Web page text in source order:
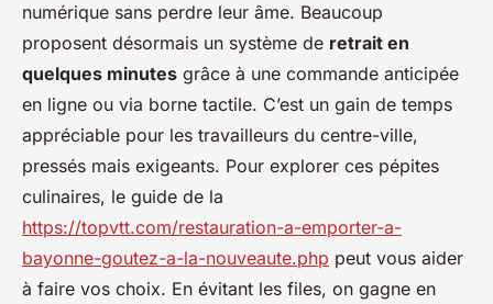
numérique sans perdre leur âme. Beaucoup
proposent désormais un système de retrait en
quelques minutes grâce à une commande anticipée
en ligne ou via borne tactile. C’est un gain de temps
appréciable pour les travailleurs du centre-ville,
pressés mais exigeants. Pour explorer ces pépites
culinaires, le guide de la
https://topvtt.com/restauration-a-emporter-a-
bayonne-goutez-a-la-nouveaute.php peut vous aider
à faire vos choix. En évitant les files, on gagne en